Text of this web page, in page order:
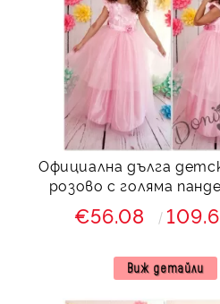
Официална дълга
розово с голяма
пеперуди
€56.08
Виж детайли